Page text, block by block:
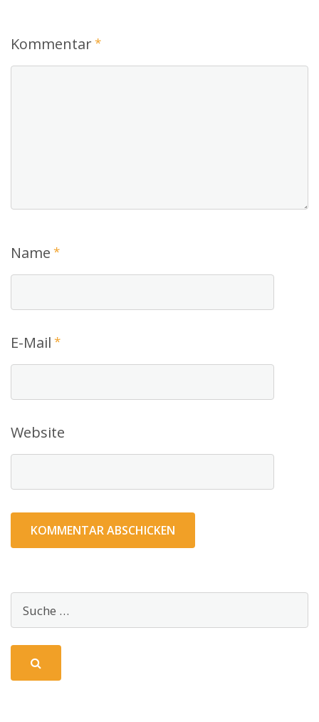
Kommentar*
Name *
E-Mail *
Website